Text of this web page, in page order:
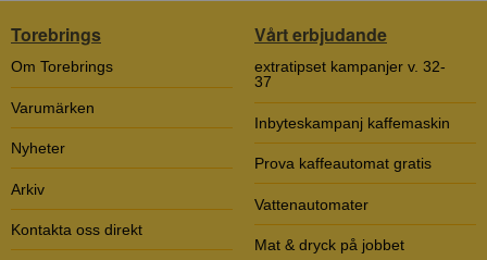
Torebrings
Om Torebrings
Varumärken
Nyheter
Arkiv
Kontakta oss direkt
Vårt erbjudande
extratipset kampanjer v. 32-
37
Inbyteskampanj kaffemaskin
Prova kaffeautomat gratis
Vattenautomater
Mat & dryck på jobbet